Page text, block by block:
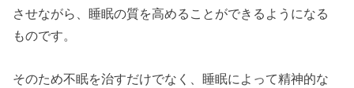
させながら、睡眠の質を高めることができるようになる
ものです。
そのため不眠を治すだけでなく、睡眠によって精神的な